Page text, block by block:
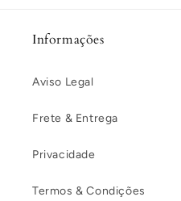
Informações
Aviso Legal
Frete & Entrega
Privacidade
Termos & Condições